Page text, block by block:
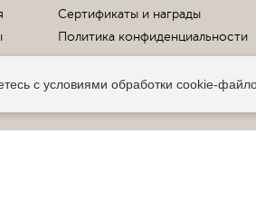
Сертификаты и награды
Политика конфиденциальности
с условиями обработки cookie-